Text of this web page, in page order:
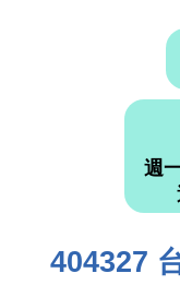
週
404327